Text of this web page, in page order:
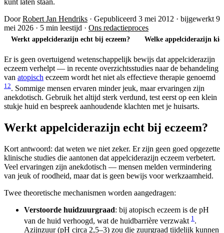
DoorRobert Jan Hendriks · Gepubliceerd 3 mei 2012 · bijgewerkt 9
mei 2026 · 5 min leestijd · Ons redactieproces
Werkt appelciderazijn echt bij eczeem? Welke appelciderazijn
Er is geen overtuigend wetenschappelijk bewijs dat appelciderazijn
eczeem verhelpt — in recente overzichtsstudies naar de behandeling
van atopisch eczeem wordt het niet als effectieve therapie genoemd
1 2. Sommige mensen ervaren minder jeuk, maar ervaringen zijn
anekdotisch. Gebruik het altijd sterk verdund, test eerst op een klein
stukje huid en bespreek aanhoudende klachten met je huisarts.
Werkt appelciderazijn echt bij eczeem?
Kort antwoord: dat weten we niet zeker. Er zijn geen goed opgezette
klinische studies die aantonen dat appelciderazijn eczeem verbetert.
Veel ervaringen zijn anekdotisch — mensen melden vermindering
van jeuk of roodheid, maar dat is geen bewijs voor werkzaamheid.
Twee theoretische mechanismen worden aangedragen:
Verstoorde huidzuurgraad: bij atopisch eczeem is de pH
van de huid verhoogd, wat de huidbarrière verzwakt 1 .
Azijnzuur (pH circa 2,5–3) zou die zuurgraad tijdelijk kunnen